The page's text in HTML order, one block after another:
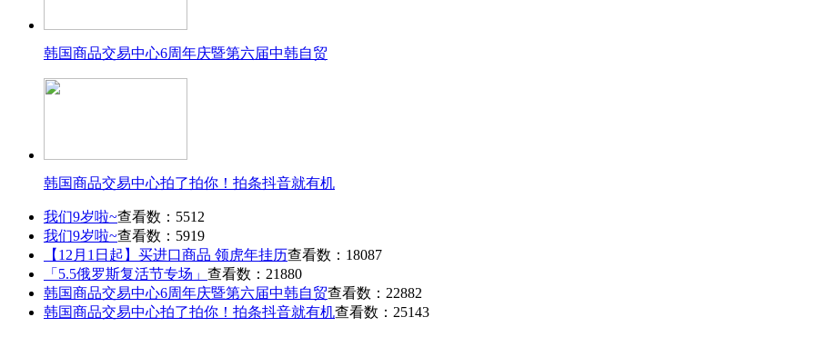
韩国商品交易中心6周年庆暨第六届中韩自贸
韩国商品交易中心拍了拍你！拍条抖音就有机
我们9岁啦~查看数：5512
我们9岁啦~查看数：5919
【12月1日起】买进口商品 领虎年挂历查看数：18087
「5.5俄罗斯复活节专场」 查看数：21880
韩国商品交易中心6周年庆暨第六届中韩自贸查看数：22882
韩国商品交易中心拍了拍你！拍条抖音就有机查看数：25143